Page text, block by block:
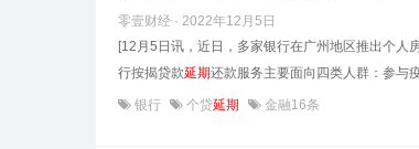
零壹财经 · 2022年12月5日
[12月5日讯，近日，多家银行在广州地区推出个人
行按揭贷款延期还款服务主要面向四类人群：参与
银行 个贷延期 金融16条